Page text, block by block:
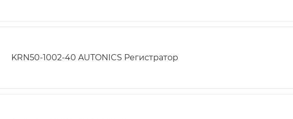
KRN50-1002-40 AUTONICS Регистратор